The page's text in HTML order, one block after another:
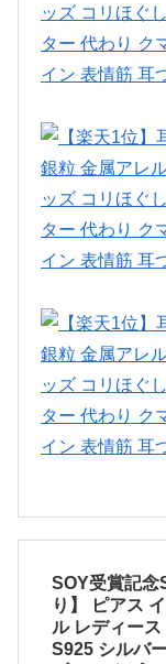
SOY受賞記念
り】 ピアス
ル レディー
S925 シルバ